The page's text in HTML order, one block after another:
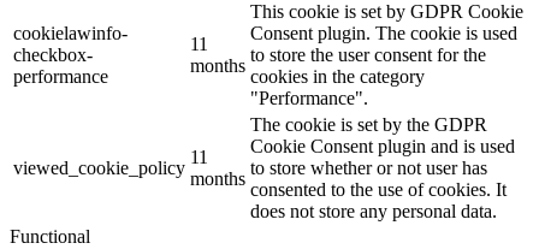
cookielawinfo-
checkbox-
performance
11
months
This cookie is set by GDPR Cookie
Consent plugin. The cookie is used
to store the user consent for the
cookies in the category
"Performance".
viewed_cookie_policy
11
months
The cookie is set by the GDPR
Cookie Consent plugin and is used
to store whether or not user has
consented to the use of cookies. It
does not store any personal data.
Functional